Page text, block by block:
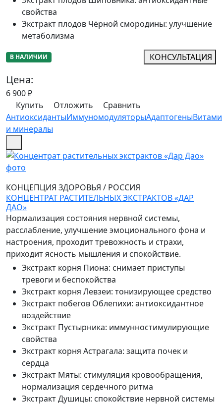
свойства
Экстракт плодов Чёрной смородины: улучшение
метаболизма
В НАЛИЧИИ КОНСУЛЬТАЦИЯ
Цена:
6 900₽
Купить
Отложить
Сравнить
АнтиоксидантыИммуномодуляторыАдаптогены
и минералы
КОНЦЕПЦИЯ ЗДОРОВЬЯ / РОССИЯ
КОНЦЕНТРАТ РАСТИТЕЛЬНЫХ ЭКСТРАКТОВ «ДАР
ДАО»
Нормализация состояния нервной системы,
расслабление, улучшение эмоционального фона и
настроения, проходит тревожность и страхи,
приходит ясность мышления и спокойствие.
Экстракт корня Пиона: снимает приступы
тревоги и беспокойства
Экстракт корня Левзеи: тонизирующее средство
Экстракт побегов Облепихи: антиоксидантное
воздействие
Экстракт Пустырника: иммунностимулирующие
свойства
Экстракт корня Астрагала: защита почек и
сердца
Экстракт Мяты: стимуляция кровообращения,
нормализация сердечного ритма
Экстракт Душицы: спокойствие нервной системы